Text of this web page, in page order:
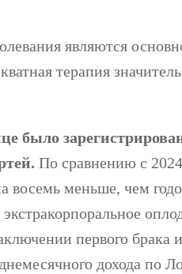
являются
терапия
было
По сравнению с
восемь меньше, чем
первого брака
дохода по